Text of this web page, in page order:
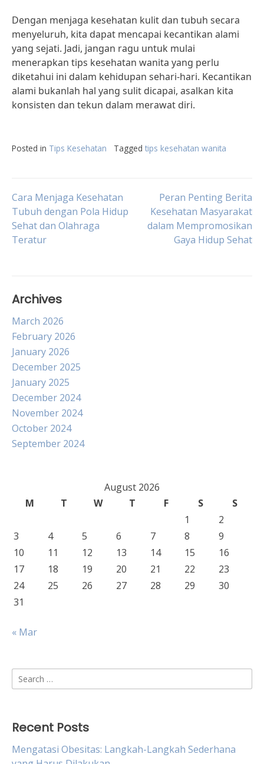
Dengan menjaga kesehatan kulit dan tubuh secara
menyeluruh, kita dapat mencapai kecantikan alami
yang sejati. Jadi, jangan ragu untuk mulai
menerapkan tips kesehatan wanita yang perlu
diketahui ini dalam kehidupan sehari-hari. Kecantikan
alami bukanlah hal yang sulit dicapai, asalkan kita
konsisten dan tekun dalam merawat diri.
Posted in Tips Kesehatan Tagged tips kesehatan wanita
Post
navigation
Cara Menjaga Kesehatan
Tubuh dengan Pola Hidup
Sehat dan Olahraga
Teratur
Peran Penting Berita
Kesehatan Masyarakat
dalam Mempromosikan
Gaya Hidup Sehat
Archives
March 2026
February 2026
January 2026
December 2025
January 2025
December 2024
November 2024
October 2024
September 2024
August 2026
M
T W T F S
S
1
2
3
4 5 6 7 8
9
10
11 12 13 14 15
16
17
18 19 20 21 22
23
24
25 26 27 28 29
30
31
« Mar
Search
for:
Recent Posts
Mengatasi Obesitas: Langkah-Langkah Sederhana